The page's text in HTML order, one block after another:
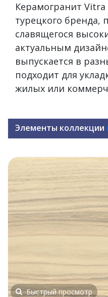
Керамогранит
турецкого бренда,
славящегося
актуальным
выпускается в
подходит для
жилых или
Элементы коллекции
Быстрый просмотр